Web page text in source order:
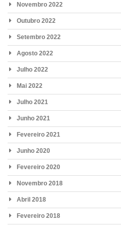
Novembro 2022
Outubro 2022
Setembro 2022
Agosto 2022
Julho 2022
Mai 2022
Julho 2021
Junho 2021
Fevereiro 2021
Junho 2020
Fevereiro 2020
Novembro 2018
Abril 2018
Fevereiro 2018